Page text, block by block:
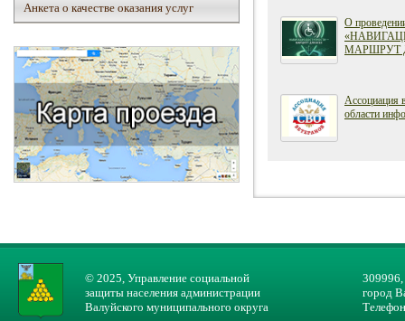
Анкета о качестве оказания услуг
О
МАРШРУТ
Ассоциация
области
© 2025, Управление социальной
защиты населения администрации
Валуйского муниципального округа
309996,
город